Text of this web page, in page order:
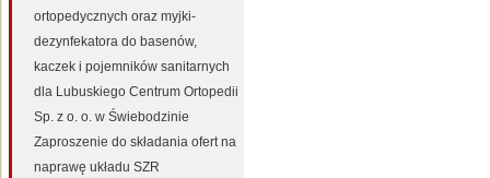
ortopedycznych oraz myjki-
dezynfekatora do basenów,
kaczek i pojemników sanitarnych
dla Lubuskiego Centrum Ortopedii
Sp. z o. o. w Świebodzinie
Zaproszenie do składania ofert na
naprawę układu SZR